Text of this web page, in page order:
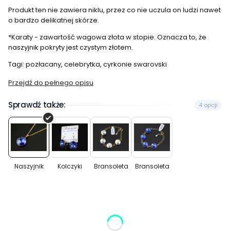
Produkt ten nie zawiera niklu, przez co nie uczula on ludzi nawet
o bardzo delikatnej skórze.
*Karaty - zawartość wagowa złota w stopie. Oznacza to, że
naszyjnik pokryty jest czystym złotem.
Tagi: pozłacany, celebrytka, cyrkonie swarovski
Przejdź do pełnego opisu
Sprawdź także: 4 opcji
Naszyjnik
Naszyjnik
Kolczyki
Kolczyki
Bransoleta
Bransoleta
Bransoleta
Bransoleta